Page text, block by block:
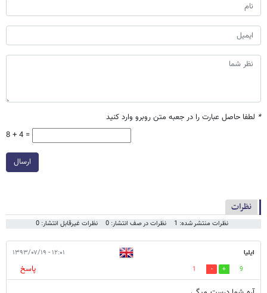
* لطفا حاصل عبارت را در جعبه متن روبرو وارد کنید
8 + 4 =
ارسال
نظرات
نظرات منتشر شده: 1 نظرات در صف انتشار: 0 نظرات غیرقابل انتشار: 0
ایلیا ۱۲:۰۱ - ۱۳۹۳/۰۷/۱۹
9
1
پاسخ